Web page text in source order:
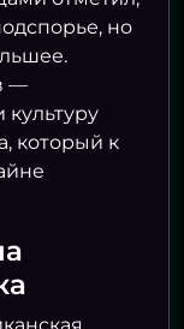
но
—
который к